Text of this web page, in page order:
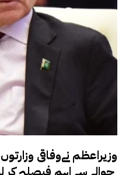
وزیراعظم نےوفاقی